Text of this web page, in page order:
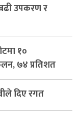
उपकरण र
१०
७४ प्रतिशत
दिए रगत